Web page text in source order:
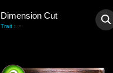
Dimension Cut
Trait : -